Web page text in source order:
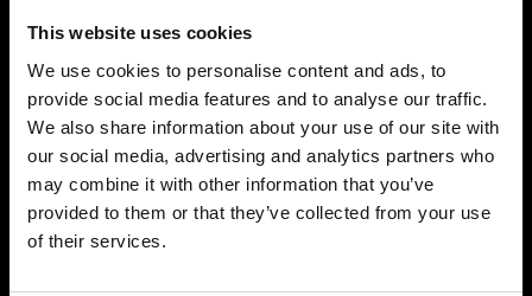
This website uses cookies
We use cookies to personalise content and ads, to
provide social media features and to analyse our traffic.
We also share information about your use of our site with
our social media, advertising and analytics partners who
may combine it with other information that you’ve
provided to them or that they’ve collected from your use
of their services.
Alle Termine